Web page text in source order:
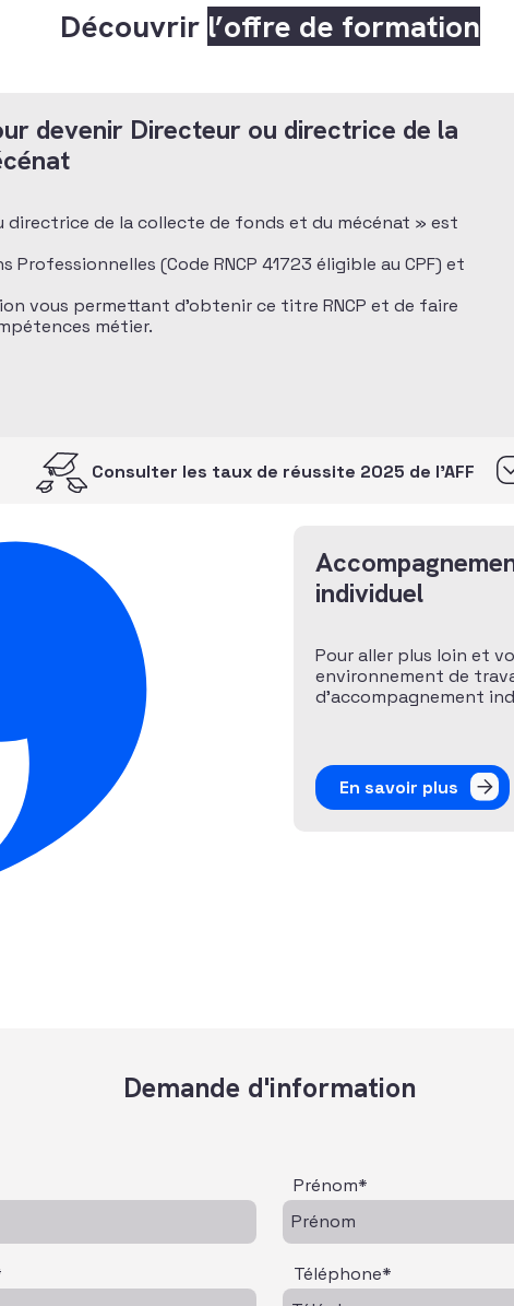
Découvrir l’offre de formation
devenir Directeur ou directrice de la
directrice de la collecte de fonds et du mécénat » est
(Code RNCP 41723 éligible au CPF) et
vous permettant d’obtenir ce titre RNCP et de faire
métier.
Consulter les taux de réussite 2025 de l’AFF
individuel
Pour aller plus loin et
environnement de
d’accompagnement
En savoir plus
Demande d'information
Prénom*
Téléphone*